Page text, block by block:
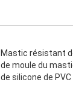
Mastic résistant
de moule du
de silicone de